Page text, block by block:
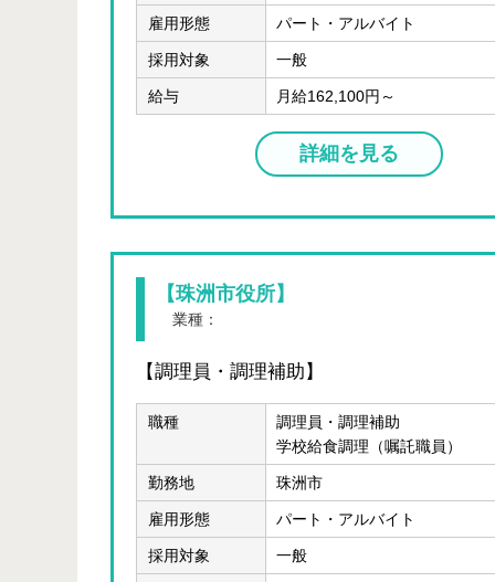
雇用形態 パート・アルバイト
採用対象 一般
給与 月給162,100円～
詳細を見る
【珠洲市役所】
業種：
【調理員・調理補助】
職種
調理員・調理補助
学校給食調理（嘱託職員）
勤務地 珠洲市
雇用形態 パート・アルバイト
採用対象 一般